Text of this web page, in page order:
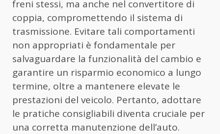
freni stessi, ma anche nel convertitore di
coppia, compromettendo il sistema di
trasmissione. Evitare tali comportamenti
non appropriati è fondamentale per
salvaguardare la funzionalità del cambio e
garantire un risparmio economico a lungo
termine, oltre a mantenere elevate le
prestazioni del veicolo. Pertanto, adottare
le pratiche consigliabili diventa cruciale per
una corretta manutenzione dell’auto.